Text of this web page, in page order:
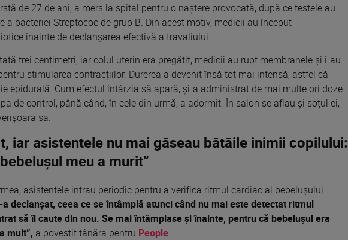
de 27 de ani, a mers la spital pentru o naștere provocată, după ce testele au
a bacteriei Streptococ de grup B. Din acest motiv, medicii au început
înainte de declanșarea efectivă a travaliului.
trei centimetri, iar colul uterin era pregătit, medicii au rupt membranele și i-au
stimularea contracțiilor. Durerea a devenit însă tot mai intensă, astfel că
epidurală. Cum efectul întârzia să apară, și-a administrat de mai multe ori doze
de control, până când, în cele din urmă, a adormit. În salon se aflau și soțul ei,
sa.
iar asistentele nu mai găseau bătăile inimii copilului:
meu a murit”
asistentele intrau periodic pentru a verifica ritmul cardiac al bebelușului.
declanșat, ceea ce se întâmplă atunci când nu mai este detectat ritmul
să îl caute din nou. Se mai întâmplase și înainte, pentru că bebelușul era
mult”, a povestit tânăra pentru People.